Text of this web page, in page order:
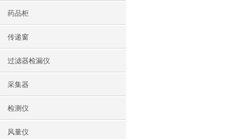
药品柜
传递窗
过滤器检漏仪
采集器
检测仪
风量仪